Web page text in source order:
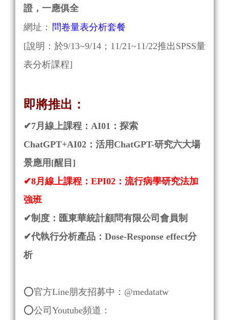
證，一應俱全
網址： 問卷量表分析套餐
[說明：於9/13~9/14；11/21~11/22推出SPSS量
表分析課程]
即將推出：
✔7月線上課程：AI01：探索
ChatGPT+AI02：活用ChatGPT-研究六大場
景應用 [醒目]
✔8月線上課程：EPI02：流行病學研究法加
強班
✔制度：匯東華統計顧問有限公司會員制
✔代執行分析產品： Dose-Response effect分
析
⭕官方Line朋友招募中：@medatatw
⭕公司Youtube頻道：